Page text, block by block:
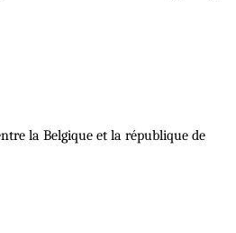
la Belgique et la république de